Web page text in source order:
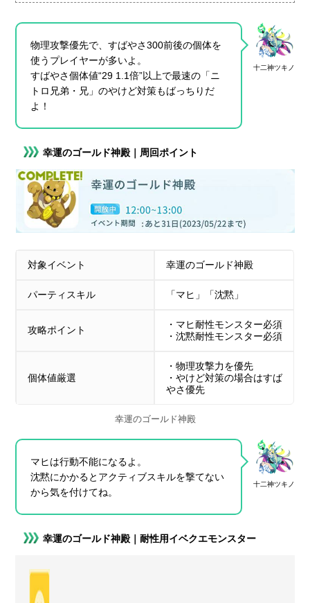
十二神ツキノ
物理攻撃優先で、すばやさ300前後の個体を
使うプレイヤーが多いよ。
すばやさ個体値“29 1.1倍”以上で最速の「ニ
トロ兄弟・兄」のやけど対策もばっちりだ
よ！
幸運のゴールド神殿｜周回ポイント
対象イベント 幸運のゴールド神殿
パーティスキル 「マヒ」「沈黙」
攻略ポイント
・マヒ耐性モンスター必須
・沈黙耐性モンスター必須
個体値厳選
・物理攻撃力を優先
・やけど対策の場合はすば
やさ優先
幸運のゴールド神殿
十二神ツキノ
マヒは行動不能になるよ。
沈黙にかかるとアクティブスキルを撃てない
から気を付けてね。
幸運のゴールド神殿｜耐性用イベクエモンスター